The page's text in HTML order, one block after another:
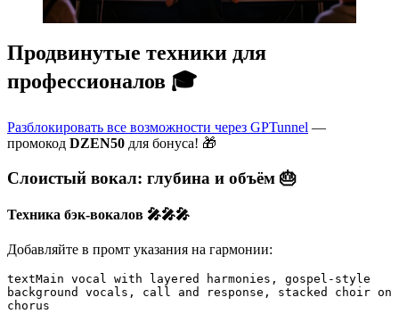
Продвинутые техники для
профессионалов 🎓
Разблокировать все возможности через GPTunnel —
промокод DZEN50 для бонуса! 🎁
Слоистый вокал: глубина и объём 🎂
Техника бэк-вокалов 🎤🎤🎤
Добавляйте в промт указания на гармонии:
textMain vocal with layered harmonies, gospel-style
background vocals, call and response, stacked choir on
chorus